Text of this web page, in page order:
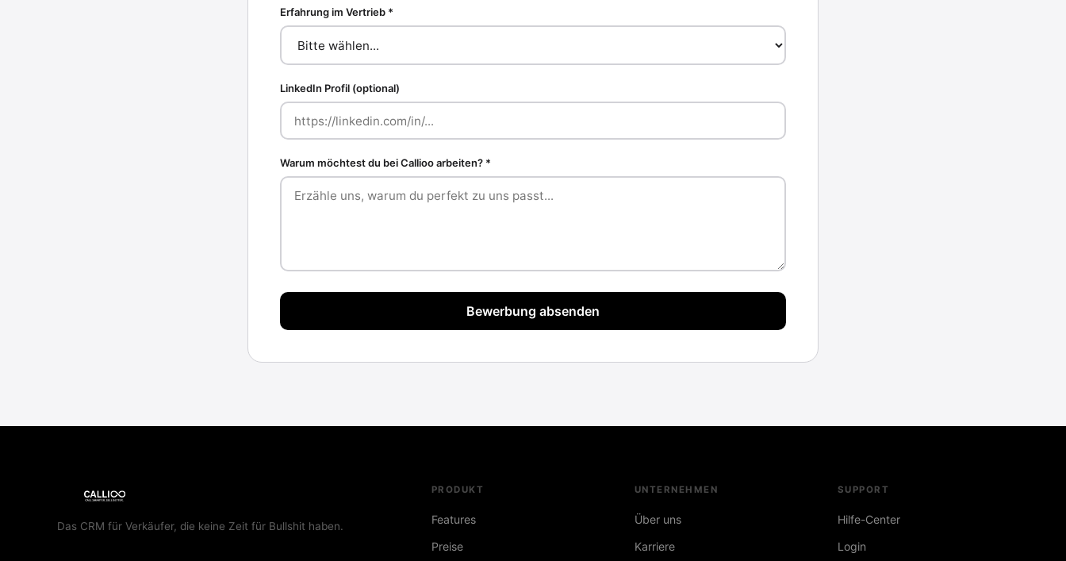
Erfahrung im Vertrieb *
LinkedIn Profil (optional)
Warum möchtest du bei Callioo arbeiten? *
Bewerbung absenden
Das CRM für Verkäufer, die keine Zeit für Bullshit haben.
PRODUKT
Features
Preise
UNTERNEHMEN
Über uns
Karriere
SUPPORT
Hilfe-Center
Login